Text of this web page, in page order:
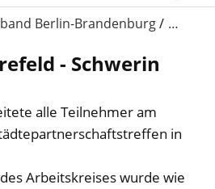
Berlin-Brandenburg …
- Schwerin
alle Teilnehmer am
in
Arbeitskreises wurde wie